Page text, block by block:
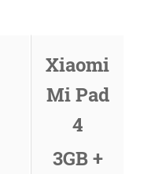
Xiaomi
Mi Pad
4
3GB +